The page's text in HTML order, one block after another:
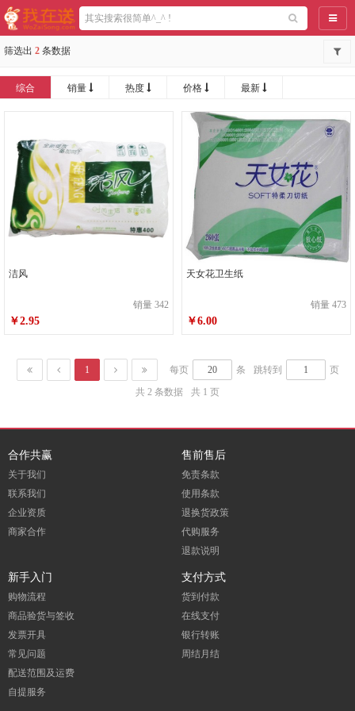
导航
筛选出 2 条数据
综合 销量 热度 价格 最新
洁风
销量 342
￥2.95
天女花卫生纸
销量 473
￥6.00
1 每页 条 跳转到
页
共 2 条数据
共 1 页
合作共赢
关于我们
联系我们
企业资质
商家合作
售前售后
免责条款
使用条款
退换货政策
代购服务
退款说明
新手入门
购物流程
商品验货与签收
发票开具
常见问题
配送范围及运费
自提服务
支付方式
货到付款
在线支付
银行转账
周结月结